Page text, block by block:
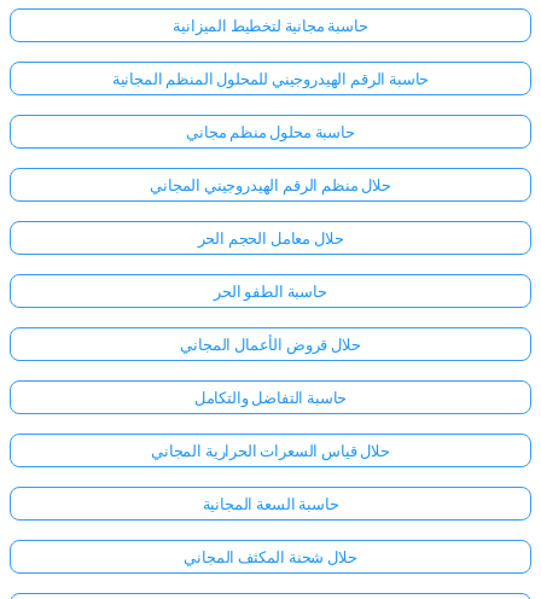
حاسبة مجانية لتخطيط الميزانية
حاسبة الرقم الهيدروجيني للمحلول المنظم المجانية
حاسبة محلول منظم مجاني
حلال منظم الرقم الهيدروجيني المجاني
حلال معامل الحجم الحر
حاسبة الطفو الحر
حلال قروض الأعمال المجاني
حاسبة التفاضل والتكامل
حلال قياس السعرات الحرارية المجاني
حاسبة السعة المجانية
حلال شحنة المكثف المجاني